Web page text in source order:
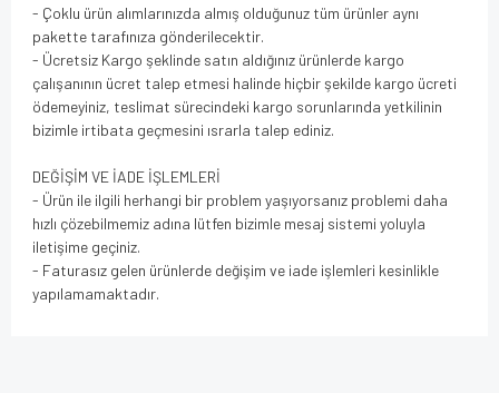
- Çoklu ürün alımlarınızda almış olduğunuz tüm ürünler aynı
pakette tarafınıza gönderilecektir.
- Ücretsiz Kargo şeklinde satın aldığınız ürünlerde kargo
çalışanının ücret talep etmesi halinde hiçbir şekilde kargo ücreti
ödemeyiniz, teslimat sürecindeki kargo sorunlarında yetkilinin
bizimle irtibata geçmesini ısrarla talep ediniz.
DEĞİŞİM VE İADE İŞLEMLERİ
- Ürün ile ilgili herhangi bir problem yaşıyorsanız problemi daha
hızlı çözebilmemiz adına lütfen bizimle mesaj sistemi yoluyla
iletişime geçiniz.
- Faturasız gelen ürünlerde değişim ve iade işlemleri kesinlikle
yapılamamaktadır.